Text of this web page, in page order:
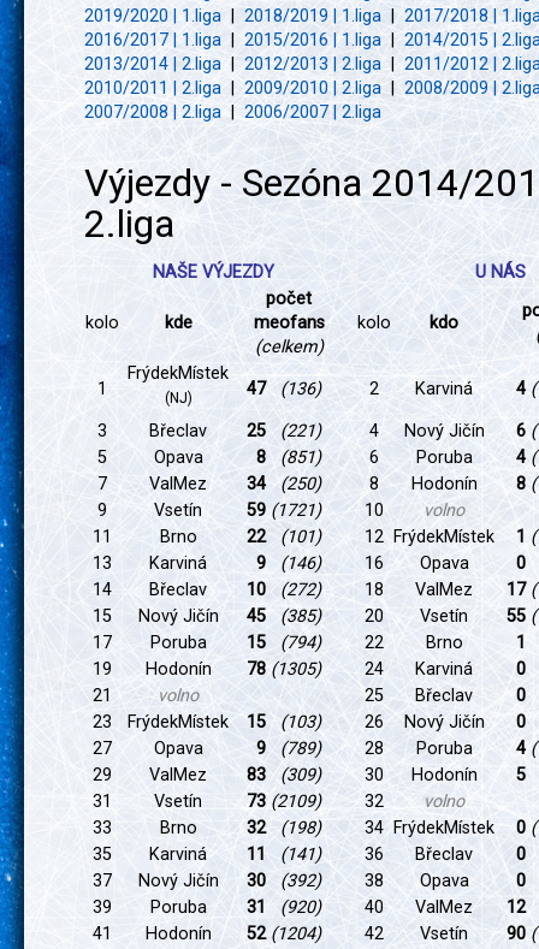
2019/2020 | 1.liga
2018/2019 | 1.liga
2017/2018 |
2016/2017 | 1.liga
2015/2016 | 1.liga| 2014/2015 |
2013/2014 | 2.liga
2012/2013 | 2.liga | 2011/2012 |
2010/2011 | 2.liga |2009/2010 | 2.liga
2008/2009 |
2007/2008 | 2.liga| 2006/2007 | 2.liga
Výjezdy - Sezóna 2014/
2.liga
NAŠE VÝJEZDY U NÁS
kolo kde
počet
meofans
(celkem)
kolo kdo
1
FrýdekMístek
(NJ) 47 (136) 2 Karviná 4
3 Břeclav 25 (221) 4 Nový Jičín 6
5
Opava 8 (851) 6 Poruba 4
7
ValMez 34 (250) 8 Hodonín 8
9
Vsetín 59 (1721) 10
volno
11
Brno 22 (101) 12 FrýdekMístek 1
13
Karviná 9 (146) 16 Opava
0
14
Břeclav 10 (272) 18 ValMez 17
15
Nový Jičín 45 (385) 20 Vsetín 55
17
Poruba 15 (794) 22 Brno
1
19
Hodonín 78 (1305) 24 Karviná
0
21
volno 25 Břeclav
0
23
FrýdekMístek 15 (103) 26 Nový Jičín
0
27
Opava 9 (789) 28 Poruba 4
29
ValMez 83 (309) 30 Hodonín
5
31
Vsetín 73 (2109) 32
volno
33
Brno 32 (198) 34 FrýdekMístek 0
35
Karviná 11 (141) 36 Břeclav
0
37
Nový Jičín 30 (392) 38 Opava
0
39
Poruba 31 (920) 40 ValMez
12
41
Hodonín 52 (1204) 42 Vsetín 90